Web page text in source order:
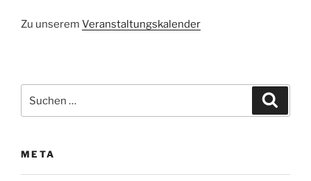
Zu unserem Veranstaltungskalender
nach:
META